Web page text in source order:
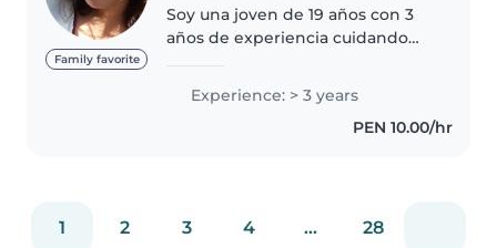
Family favorite
Soy una joven de 19 años con 3
años de experiencia cuidando
desde bebés hasta niños en
edad escolar. Soy responsable,
amigable y empática, y estoy
Experience: > 3 years
PEN 10.00/hr
1 2 3 4 ... 28